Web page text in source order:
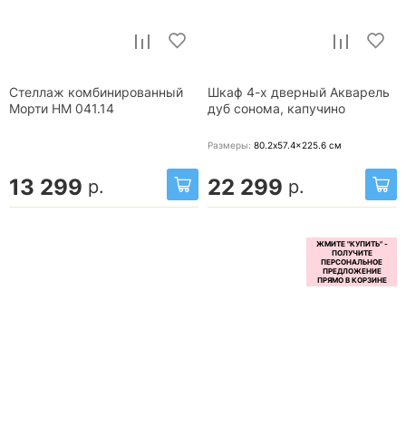
Стеллаж комбинированный
Морти НМ 041.14
13 299 р.
Шкаф 4-х дверный Акварель
дуб сонома, капучино
Размеры: 80.2x57.4x225.6 см
22 299 р.